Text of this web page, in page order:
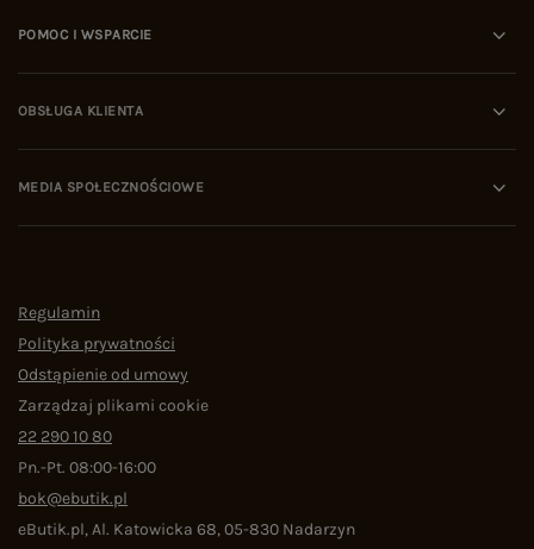
POMOC I WSPARCIE
OBSŁUGA KLIENTA
MEDIA SPOŁECZNOŚCIOWE
Regulamin
Polityka prywatności
Odstąpienie od umowy
Zarządzaj plikami cookie
22 290 10 80
Pn.-Pt. 08:00-16:00
bok@ebutik.pl
eButik.pl,Al. Katowicka 68,05-830 Nadarzyn